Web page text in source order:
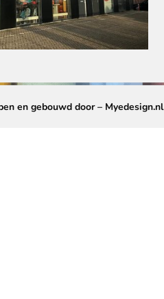
en gebouwd door – Myedesign.nl